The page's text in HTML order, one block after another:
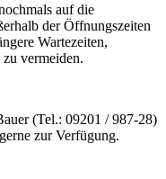
auf die
der Öffnungszeiten
Wartezeiten,
vermeiden.
(Tel.: 09201 / 987-28)
zur Verfügung.